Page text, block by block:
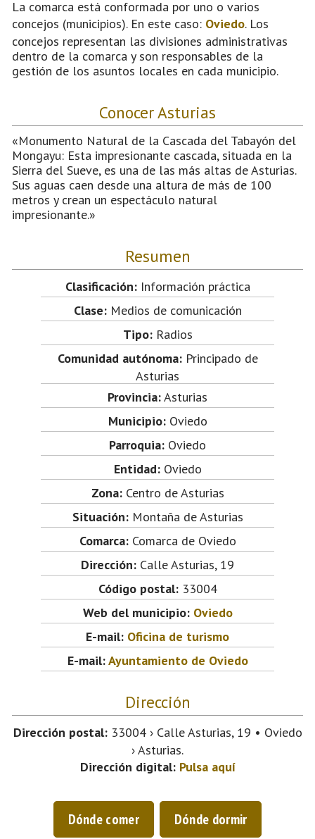
La comarca está conformada por uno o varios
concejos (municipios). En este caso: Oviedo. Los
concejos representan las divisiones administrativas
dentro de la comarca y son responsables de la
gestión de los asuntos locales en cada municipio.
Conocer Asturias
«Monumento Natural de la Cascada del Tabayón del
Mongayu: Esta impresionante cascada, situada en la
Sierra del Sueve, es una de las más altas de Asturias.
Sus aguas caen desde una altura de más de 100
metros y crean un espectáculo natural
impresionante.»
Resumen
Clasificación:Información práctica
Clase:Medios de comunicación
Tipo:Radios
Comunidad autónoma:Principado de
Asturias
Provincia:Asturias
Municipio:Oviedo
Parroquia: Oviedo
Entidad:Oviedo
Zona:Centro de Asturias
Situación:Montaña de Asturias
Comarca:Comarca de Oviedo
Dirección: Calle Asturias, 19
Código postal:33004
Web del municipio: Oviedo
E-mail: Oficina de turismo
E-mail:Ayuntamiento de Oviedo
Dirección
Dirección postal:33004 › Calle Asturias, 19 • Oviedo
› Asturias.
Dirección digital: Pulsa aquí
Dónde comer Dónde dormir